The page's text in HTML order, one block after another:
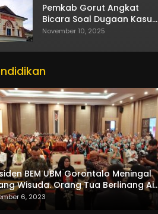
Pemkab Gorut Angkat
Bicara Soal Dugaan Kasus
Asusila Oknum ASN
November 10, 2025
BEM UBM Gorontalo Meningal
Wisuda. Orang Tua Berlinang Air
Menerima SKL dan Pemasangan
6, 2023